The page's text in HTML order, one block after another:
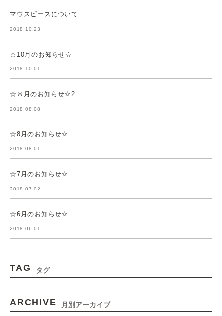
マウスピースについて
2018.10.23
☆10月のお知らせ☆
2018.10.01
☆８月のお知らせ☆2
2018.08.08
☆8月のお知らせ☆
2018.08.01
☆7月のお知らせ☆
2018.07.02
☆6月のお知らせ☆
2018.06.01
TAG タグ
ARCHIVE 月別アーカイブ